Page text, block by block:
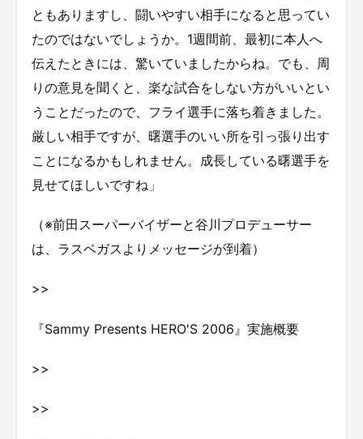
ともありますし、闘いやすい相手になると思ってい
たのではないでしょうか。1週間前、最初に本人へ
伝えたときには、驚いていましたからね。でも、周
りの意見を聞くと、楽な試合をしない方がいいとい
うことだったので、フライ選手に落ち着きました。
厳しい相手ですが、曙選手のいい所を引っ張り出す
ことになるかもしれません。成長している曙選手を
見せてほしいですね」
（※前田スーパーバイザーと谷川プロデューサー
は、ラスベガスよりメッセージが到着）
>>
『Sammy Presents HERO'S 2006』実施概要
>>
>>